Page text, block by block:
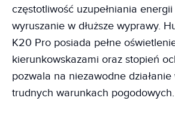
częstotliwość uzupełniania
wyruszanie w dłuższe wyprawy.
K20 Pro posiada pełne
kierunkowskazami oraz stopień
pozwala na niezawodne działanie
trudnych warunkach pogodowych.